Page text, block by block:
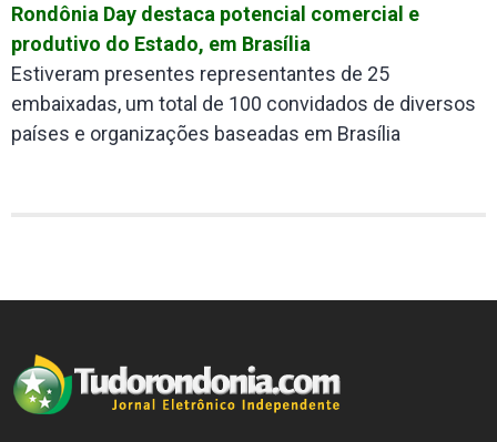
Rondônia Day destaca potencial comercial e
produtivo do Estado, em Brasília
Estiveram presentes representantes de 25
embaixadas, um total de 100 convidados de diversos
países e organizações baseadas em Brasília